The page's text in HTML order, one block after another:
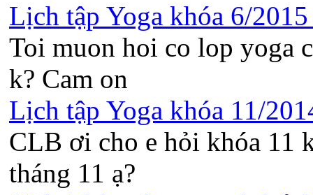
Lịch tập Yoga khóa 6/
Toi muon hoi co lop yoga
k? Cam on
Lịch tập Yoga khóa 11/
CLB ơi cho e hỏi khóa 11
tháng 11 ạ?